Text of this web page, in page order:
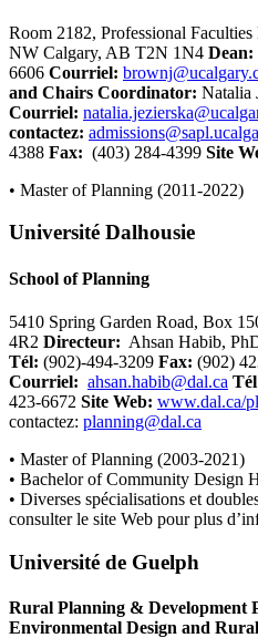
Room 2182, Professional
NW Calgary, AB T2N 1N4 Dean:
6606 Courriel:
and Chairs Coordinator: Natalia
Courriel:
contactez:
4388 Fax: (403) 284-4399 Site
• Master of Planning (2011-2022)
Université Dalhousie
School of Planning
5410 Spring Garden Road, Box
4R2 Directeur: Ahsan Habib,
Tél: (902)-494-3209 Fax: (902)
Courriel: ahsan.habib@dal.ca
423-6672 Site Web: www.dal.ca/
contactez: planning@dal.ca
• Master of Planning (2003-2021)
• Bachelor of Community Design
• Diverses spécialisations et
consulter le site Web pour plus
Université de Guelph
Rural Planning & Development
Environmental Design and